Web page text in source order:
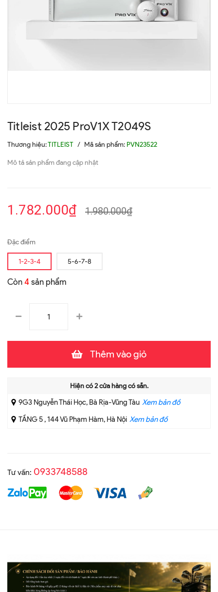
Titleist 2025 ProV1X T2049S
Thương hiệu:TITLEIST / Mã sản phẩm: PVN23522
Mô tả sản phẩm đang cập nhật
1.782.000₫ 1.980.000₫
Đặc điểm
1-2-3-4 5-6-7-8
Còn 4 sản phẩm
Thêm vào giỏ
Hiện có2cửa hàng có sẵn.
9G3 Nguyễn Thái Học, Bà Rịa-Vũng Tàu Xem bản đồ
TẦNG 5 , 144 Vũ Phạm Hàm, Hà Nội Xem bản đồ
Tư vấn: 0933748588